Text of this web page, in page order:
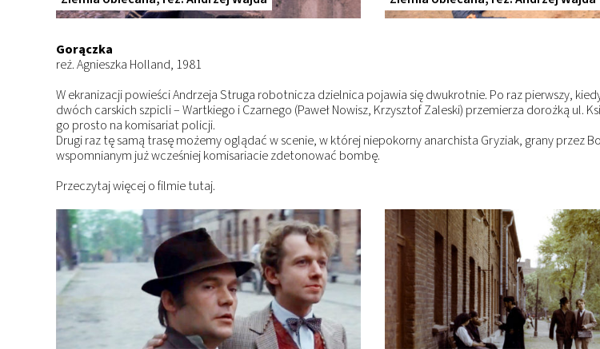
Gorączka
reż. Agnieszka Holland, 1981
W ekranizacji powieści Andrzeja Struga robotnicza dzielnica pojawia się dwukrotnie. Po raz pierwszy,
dwóch carskich szpicli – Wartkiego i Czarnego (Paweł Nowisz, Krzysztof Zaleski) przemierza dorożką ul.
go prosto na komisariat policji.
Drugi raz tę samą trasę możemy oglądać w scenie, w której niepokorny anarchista Gryziak, grany przez
wspomnianym już wcześniej komisariacie zdetonować bombę.
Przeczytaj więcej o filmietutaj.